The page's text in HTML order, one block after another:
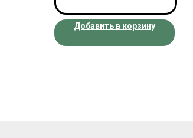
Добавить в корзину